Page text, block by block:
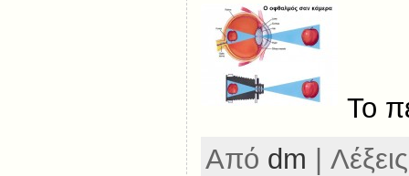
Το
Από dm |